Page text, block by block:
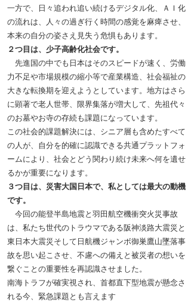
一方で、日々追われ追い続けるデジタル化、ＡＩ化
の流れは、人々の過ぎ行く時間の感覚を麻痺させ、
本来の自分の姿さえ見失う危惧もあります。
２つ目は、少子高齢化社会です。
先進国の中でも日本はそのスピードが速く、労働
力不足や市場規模の縮小等で産業構造、社会福祉の
大きな転換期を迎えようとしています。地方はさら
に顕著で老人世帯、限界集落が増大して、先祖代々
のお墓やお寺の存続も課題になっています。
この社会的課題解決には、シニア層も含めたすべて
の人が、自分を的確に認識できる共通プラットフォ
ームにより、社会とどう関わり続け未来へ何を遺せ
るかが重要になります。
３つ目は、災害大国日本で、私としては最大の動機
です。
今回の能登半島地震と羽田航空機衝突火災事故
は、私たち世代のトラウマである阪神淡路大震災と
東日本大震災そして日航機ジャンボ御巣鷹山墜落事
故を思い起こさせ、不慮への備えと被災者の想いを
繋ぐことの重要性を再認識させました。
南海トラフが確実視され、首都直下型地震が懸念さ
れる今、緊急課題とも言えます